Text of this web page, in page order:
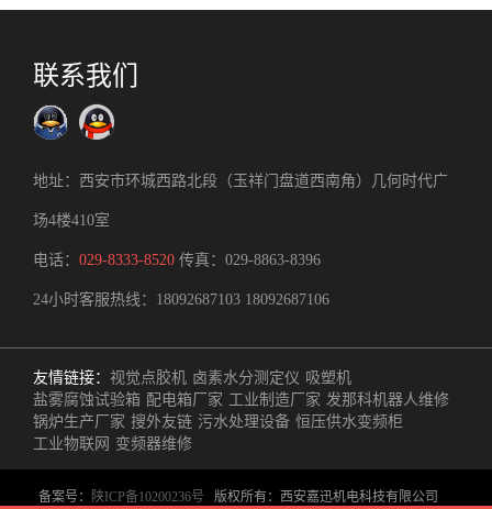
联系我们
地址：西安市环城西路北段（玉祥门盘道西南角）几何时代广
场4楼410室
电话： 029-8333-8520 传真：029-8863-8396
24小时客服热线： 18092687103 18092687106
友情链接： 视觉点胶机 卤素水分测定仪 吸塑机
盐雾腐蚀试验箱 配电箱厂家 工业制造厂家 发那科机器人维修
锅炉生产厂家 搜外友链 污水处理设备 恒压供水变频柜
工业物联网 变频器维修
备案号： 陕ICP备10200236号 版权所有：西安嘉迅机电科技有限公司